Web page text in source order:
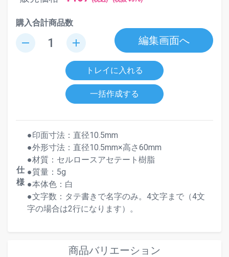
購入合計商品数
remove add 編集画面へ
トレイに入れる
一括作成する
仕
様
●印面寸法：直径10.5mm
●外形寸法：直径10.5mm×高さ60mm
●材質：セルロースアセテート樹脂
●質量：5g
●本体色：白
●文字数：タテ書きで名字のみ。4文字まで（4文
字の場合は2行になります）。
商品バリエーション